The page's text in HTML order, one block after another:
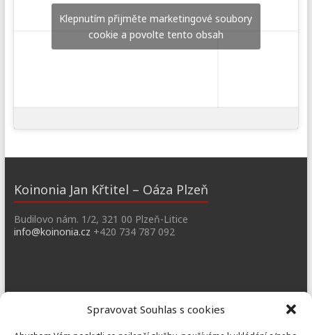
Spravovat Souhlas s cookies
Klepnutím přijměte marketingové soubory
cookie a povolte tento obsah
Koinonia Jan Křtitel – Oáza Plzeň
Budilovo nám. 1/2, 321 00 Plzeň-Litice
info@koinonia.cz +420 734 787 092